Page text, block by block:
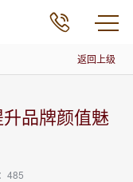
返回上级
品牌颜值魅
485